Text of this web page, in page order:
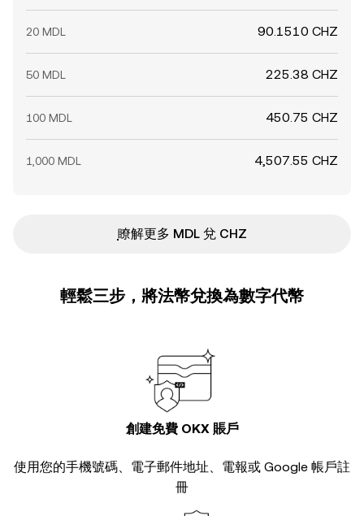
20 MDL 90.1510 CHZ
50 MDL 225.38 CHZ
100 MDL 450.75 CHZ
1,000 MDL 4,507.55 CHZ
ִִִִִִִִִִִִִִִִִִִִִִִִִִִִִִִִִִִִִִִִִִִִִִִ瞭解更多 MDL 兌 CHZ
輕鬆三步，將法幣兌換為數字代幣
創建免費 OKX 賬戶
使用您的手機號碼、電子郵件地址、電報或 Google 帳戶註
冊